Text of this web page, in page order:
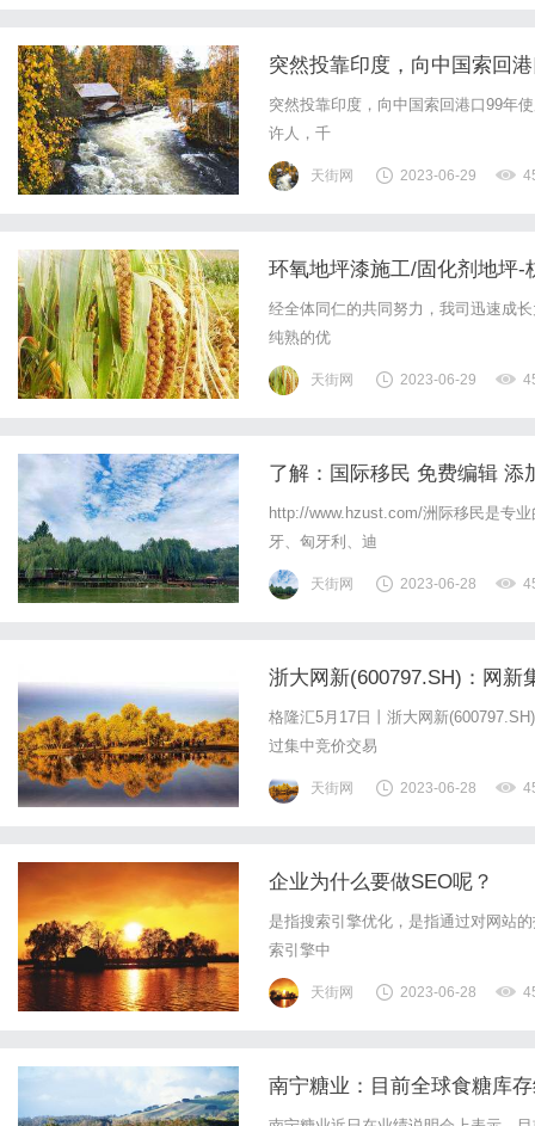
突然投靠印度，向中国索回
突然投靠印度，向中国索回港口99年
许人，千
天街网 2023-06-29
环氧地坪漆施工/固化剂地坪-
经全体同仁的共同努力，我司迅速成
纯熟的优
天街网 2023-06-29
了解：国际移民 免费编辑 添
http://www.hzust.com/洲际移民是专
牙、匈牙利、迪
天街网 2023-06-28
浙大网新(600797.SH)：网新
格隆汇5月17日丨浙大网新
过集中竞价交易
天街网 2023-06-28
企业为什么要做SEO呢？
是指搜索引擎优化，是指通过对网站
索引擎中
天街网 2023-06-28
南宁糖业：目前全球食糖库